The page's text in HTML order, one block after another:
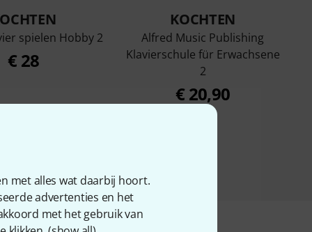
met alles wat daarbij hoort.
advertenties en het
met het gebruik van
spielen Hobby 2
€ 28
KOCHTEN
Alfred Music Publishing
Klavierschule für Erwachsene
2
€ 20,90